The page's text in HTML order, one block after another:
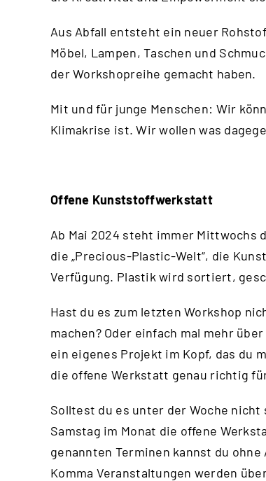
Aus Abfall entsteht ein neuer
Möbel, Lampen, Taschen und
der Workshopreihe gemacht haben.
Mit und für junge Menschen: Wir
Klimakrise ist. Wir wollen was
Offene Kunststoffwerkstatt
Ab Mai 2024 steht immer
die „Precious-Plastic-Welt“, die
Verfügung. Plastik wird sortiert,
Hast du es zum letzten Workshop
machen? Oder einfach mal mehr
ein eigenes Projekt im Kopf, das du
die offene Werkstatt genau richtig
Solltest du es unter der Woche
Samstag im Monat die offene
genannten Terminen kannst du
Komma Veranstaltungen werden